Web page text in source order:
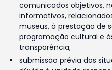
comunicados objetivos,
informativos,
museus, à prestação de
programação cultural e
transparência;
submissão prévia das